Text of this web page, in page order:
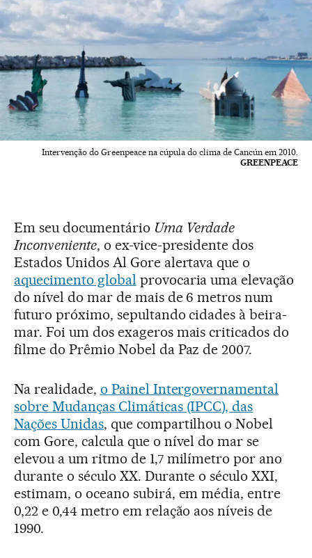
Intervenção do Greenpeace na cúpula do clima de Cancún em 2010.
GREENPEACE
Em seu documentário Uma Verdade
Inconveniente, o ex-vice-presidente dos
Estados Unidos Al Gore alertava que o
aquecimento global provocaria uma elevação
do nível do mar de mais de 6 metros num
futuro próximo, sepultando cidades à beira-
mar. Foi um dos exageros mais criticados do
filme do Prêmio Nobel da Paz de 2007.
Na realidade, o Painel Intergovernamental
sobre Mudanças Climáticas (IPCC), das
Nações Unidas, que compartilhou o Nobel
com Gore, calcula que o nível do mar se
elevou a um ritmo de 1,7 milímetro por ano
durante o século XX. Durante o século XXI,
estimam, o oceano subirá, em média, entre
0,22 e 0,44 metro em relação aos níveis de
1990.